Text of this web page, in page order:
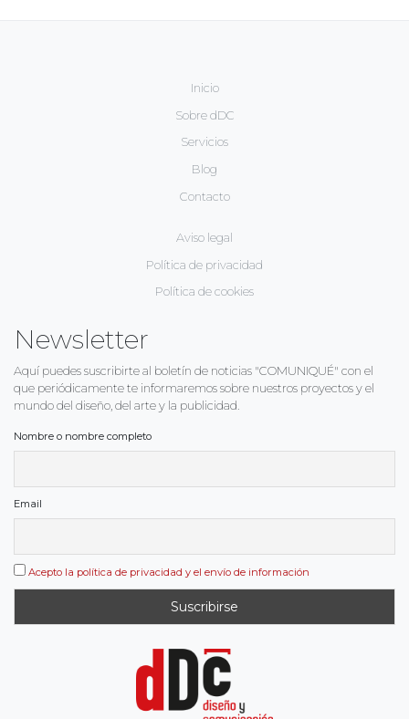
Inicio
Sobre dDC
Servicios
Blog
Contacto
Aviso legal
Política de privacidad
Política de cookies
Newsletter
Aquí puedes suscribirte al boletín de noticias "COMUNIQUÉ" con el
que periódicamente te informaremos sobre nuestros proyectos y el
mundo del diseño, del arte y la publicidad.
Nombre o nombre completo
Email
Acepto la política de privacidad y el envío de información